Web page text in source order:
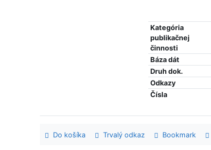
Kategória
publikačnej
činnosti
Báza dát
Druh dok.
Odkazy
Čísla
Do košíka Trvalý odkaz Bookmark